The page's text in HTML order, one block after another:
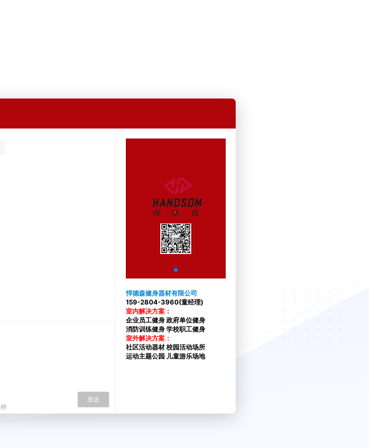
发送
悍德森健身器材有限公司
159-2804-3960(童经理)
室内解决方案：
企业员工健身 政府单位健身
消防训练健身 学校职工健身
室外解决方案：
社区活动器材 校园活动场所
运动主题公园 儿童游乐场地